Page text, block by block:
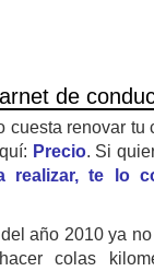
de
cuesta renovar tu
Precio. Si
realizar, te lo
año 2010 ya
colas